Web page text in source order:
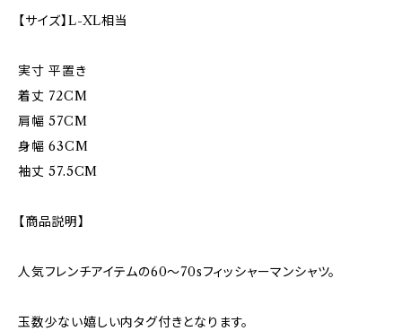
【サイズ】L-XL相当
実寸 平置き
着丈 72CM
肩幅 57CM
身幅 63CM
袖丈 57.5CM
【商品説明】
人気フレンチアイテムの60〜70sフィッシャーマンシャツ。
玉数少ない嬉しい内タグ付きとなります。